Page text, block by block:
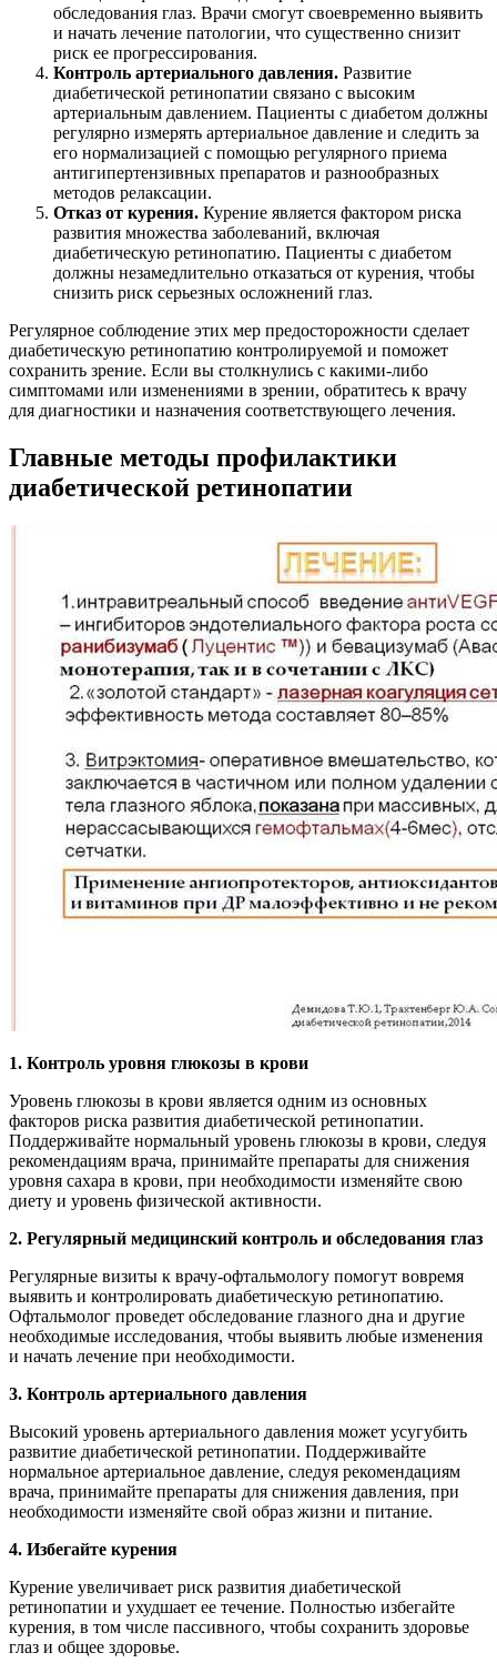
обследования глаз. Врачи смогут своевременно выявить
и начать лечение патологии, что существенно снизит
риск ее прогрессирования.
Контроль артериального давления. Развитие
диабетической ретинопатии связано с высоким
артериальным давлением. Пациенты с диабетом должны
регулярно измерять артериальное давление и следить за
его нормализацией с помощью регулярного приема
антигипертензивных препаратов и разнообразных
методов релаксации.
Отказ от курения. Курение является фактором риска
развития множества заболеваний, включая
диабетическую ретинопатию. Пациенты с диабетом
должны незамедлительно отказаться от курения, чтобы
снизить риск серьезных осложнений глаз.
Регулярное соблюдение этих мер предосторожности сделает
диабетическую ретинопатию контролируемой и поможет
сохранить зрение. Если вы столкнулись с какими-либо
симптомами или изменениями в зрении, обратитесь к врачу
для диагностики и назначения соответствующего лечения.
Главные методы профилактики
диабетической ретинопатии
1. Контроль уровня глюкозы в крови
Уровень глюкозы в крови является одним из основных
факторов риска развития диабетической ретинопатии.
Поддерживайте нормальный уровень глюкозы в крови, следуя
рекомендациям врача, принимайте препараты для снижения
уровня сахара в крови, при необходимости изменяйте свою
диету и уровень физической активности.
2. Регулярный медицинский контроль и обследования глаз
Регулярные визиты к врачу-офтальмологу помогут вовремя
выявить и контролировать диабетическую ретинопатию.
Офтальмолог проведет обследование глазного дна и другие
необходимые исследования, чтобы выявить любые изменения
и начать лечение при необходимости.
3. Контроль артериального давления
Высокий уровень артериального давления может усугубить
развитие диабетической ретинопатии. Поддерживайте
нормальное артериальное давление, следуя рекомендациям
врача, принимайте препараты для снижения давления, при
необходимости изменяйте свой образ жизни и питание.
4. Избегайте курения
Курение увеличивает риск развития диабетической
ретинопатии и ухудшает ее течение. Полностью избегайте
курения, в том числе пассивного, чтобы сохранить здоровье
глаз и общее здоровье.